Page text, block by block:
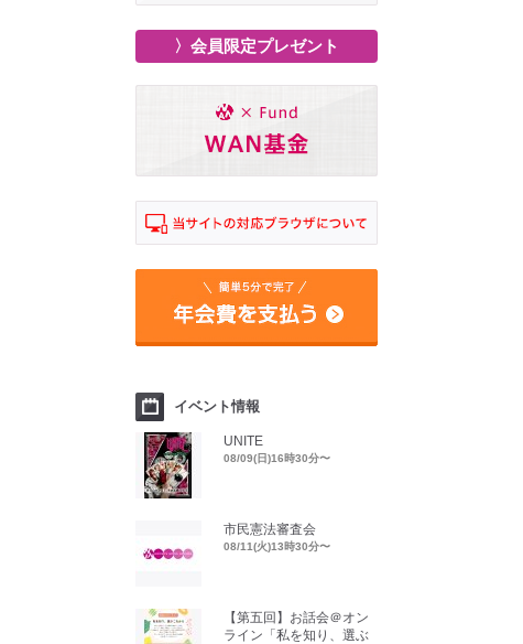
〉会員限定プレゼント
イベント情報
UNITE
08/09(日)16時30分〜
市民憲法審査会
08/11(火)13時30分〜
【第五回】お話会＠オン
ライン「私を知り、選ぶ